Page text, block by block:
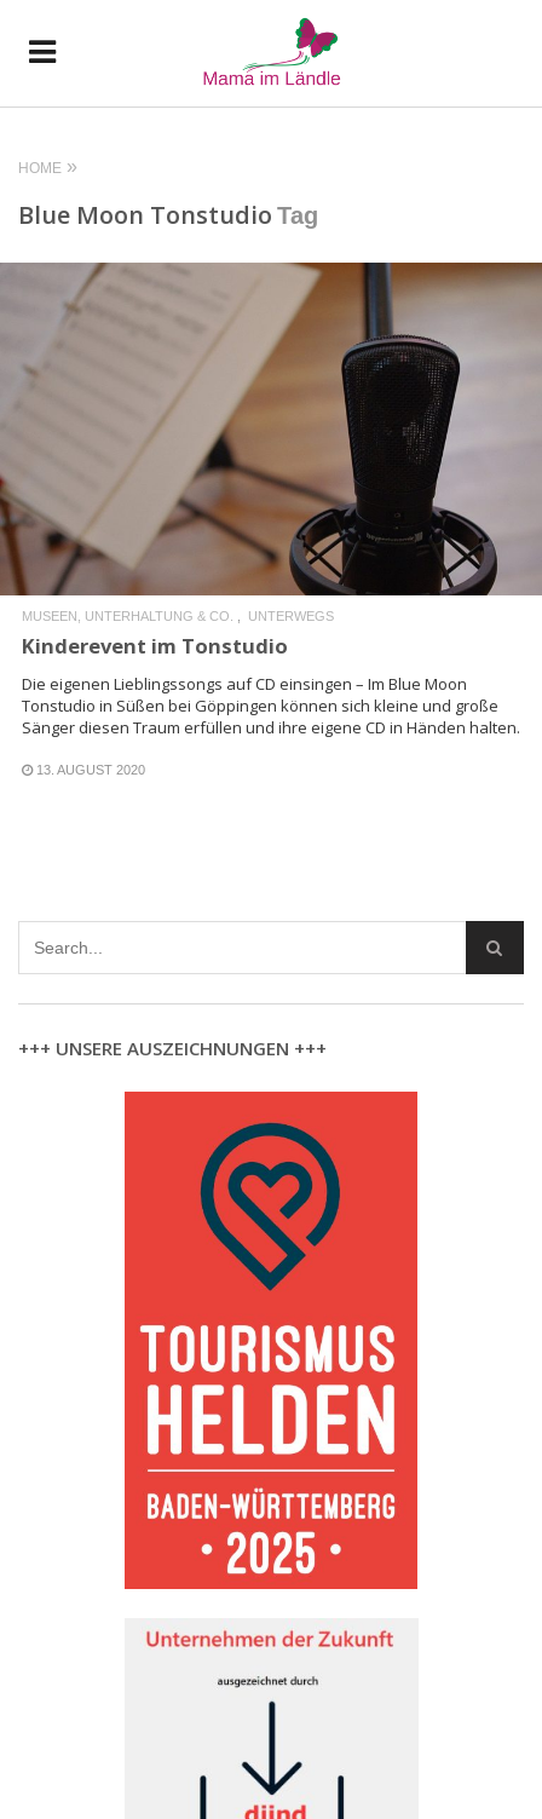
HOME
Blue Moon Tonstudio Tag
READ MORE
MUSEEN, UNTERHALTUNG & CO. UNTERWEGS
Kinderevent im Tonstudio
Die eigenen Lieblingssongs auf CD einsingen – Im Blue Moon
Tonstudio in Süßen bei Göppingen können sich kleine und große
Sänger diesen Traum erfüllen und ihre eigene CD in Händen halten.
13. AUGUST 2020
+++ UNSERE AUSZEICHNUNGEN +++